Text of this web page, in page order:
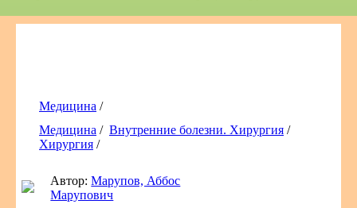
Медицина /
Медицина / Внутренние болезни. Хирургия /
Хирургия /
Автор:Марупов, Аббос
Марупович